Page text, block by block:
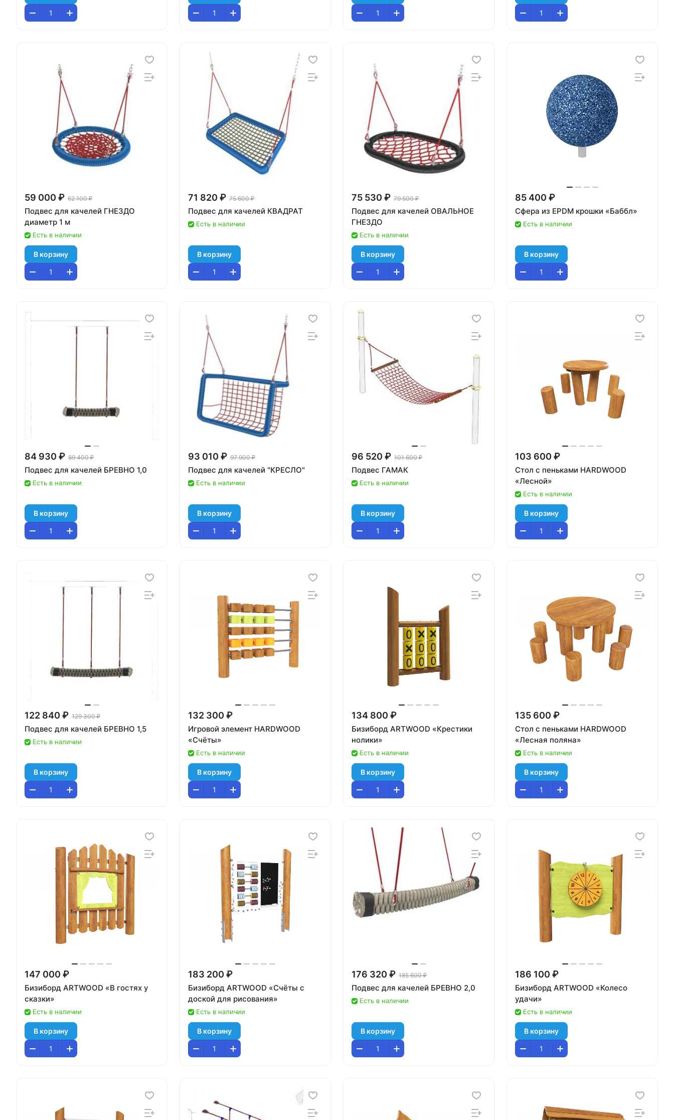
59 000 ₽ 62 100 ₽
Подвес для качелей ГНЕЗДО
диаметр 1 м
Есть в наличии
В корзину
71 820 ₽ 75 600 ₽
Подвес для качелей КВАДРАТ
Есть в наличии
В корзину
75 530 ₽ 79 500 ₽
Подвес для качелей ОВАЛЬНОЕ
ГНЕЗДО
Есть в наличии
В корзину
85 400 ₽
Сфера из EPDM крошки «Баббл»
Есть в наличии
В корзину
84 930 ₽ 89 400 ₽
Подвес для качелей БРЕВНО 1,0
Есть в наличии
В корзину
93 010 ₽ 97 900 ₽
Подвес для качелей "КРЕСЛО"
Есть в наличии
В корзину
96 520 ₽ 101 600 ₽
Подвес ГАМАК
Есть в наличии
В корзину
103 600 ₽
Стол с пеньками HARDWOOD
«Лесной»
Есть в наличии
В корзину
122 840 ₽ 129 300 ₽
Подвес для качелей БРЕВНО 1,5
Есть в наличии
В корзину
132 300 ₽
Игровой элемент HARDWOOD
«Счёты»
Есть в наличии
В корзину
134 800 ₽
Бизиборд ARTWOOD «Крестики
нолики»
Есть в наличии
В корзину
135 600 ₽
Стол с пеньками HARDWOOD
«Лесная поляна»
Есть в наличии
В корзину
147 000 ₽
Бизиборд ARTWOOD «В гостях у
сказки»
Есть в наличии
В корзину
183 200 ₽
Бизиборд ARTWOOD «Счёты с
доской для рисования»
Есть в наличии
В корзину
176 320 ₽ 185 600 ₽
Подвес для качелей БРЕВНО 2,0
Есть в наличии
В корзину
186 100 ₽
Бизиборд ARTWOOD «Колесо
удачи»
Есть в наличии
В корзину